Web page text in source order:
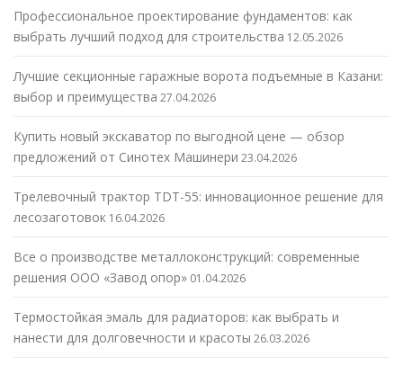
Профессиональное проектирование фундаментов: как
выбрать лучший подход для строительства 12.05.2026
Лучшие секционные гаражные ворота подъемные в Казани:
выбор и преимущества 27.04.2026
Купить новый экскаватор по выгодной цене — обзор
предложений от Синотех Машинери 23.04.2026
Трелевочный трактор TDT-55: инновационное решение для
лесозаготовок 16.04.2026
Все о производстве металлоконструкций: современные
решения ООО «Завод опор» 01.04.2026
Термостойкая эмаль для радиаторов: как выбрать и
нанести для долговечности и красоты 26.03.2026